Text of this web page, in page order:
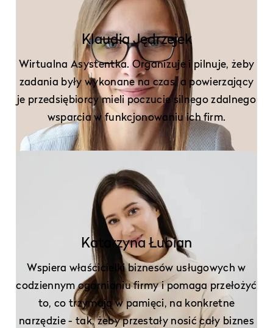
Klaudia Jędrzejek
Wirtualna Asystentka. Organizuje i pilnuje, żeby
zadania były wykonane na czas, a powierzający
je przedsiębiorcy mieli poczucie silnego zdalnego
wsparcia w funkcjonowaniu ich firm.
Katarzyna Łubian
Wspiera właścicielki biznesów usługowych w
codziennym ogarnianiu firmy i pomaga przełożyć
to, co trzymają w pamięci, na konkretne
narzędzie - tak, żeby przestały nosić cały biznes